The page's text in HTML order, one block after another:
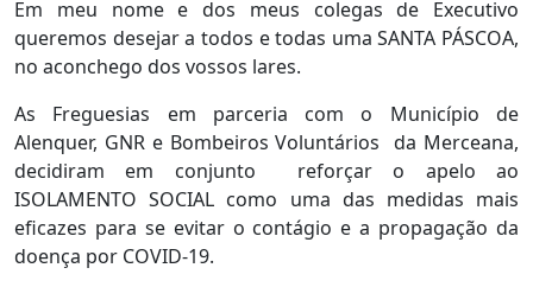
Em meu nome e dos meus colegas de Executivo
queremos desejar a todos e todas uma SANTA PÁSCOA,
no aconchego dos vossos lares.
As Freguesias em parceria com o Município de
Alenquer, GNR e Bombeiros Voluntários da Merceana,
decidiram em conjunto reforçar o apelo ao
ISOLAMENTO SOCIAL como uma das medidas mais
eficazes para se evitar o contágio e a propagação da
doença por COVID-19.